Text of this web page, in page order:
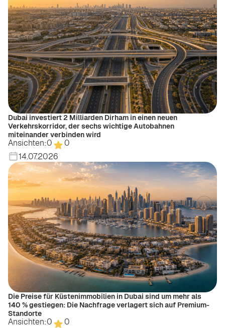
Dubai investiert 2 Milliarden Dirham in einen neuen
Verkehrskorridor, der sechs wichtige Autobahnen
miteinander verbinden wird
Ansichten:0
0
14.07.2026
Die Preise für Küstenimmobilien in Dubai sind um mehr als
140 % gestiegen: Die Nachfrage verlagert sich auf Premium-
Standorte
Ansichten:0
0